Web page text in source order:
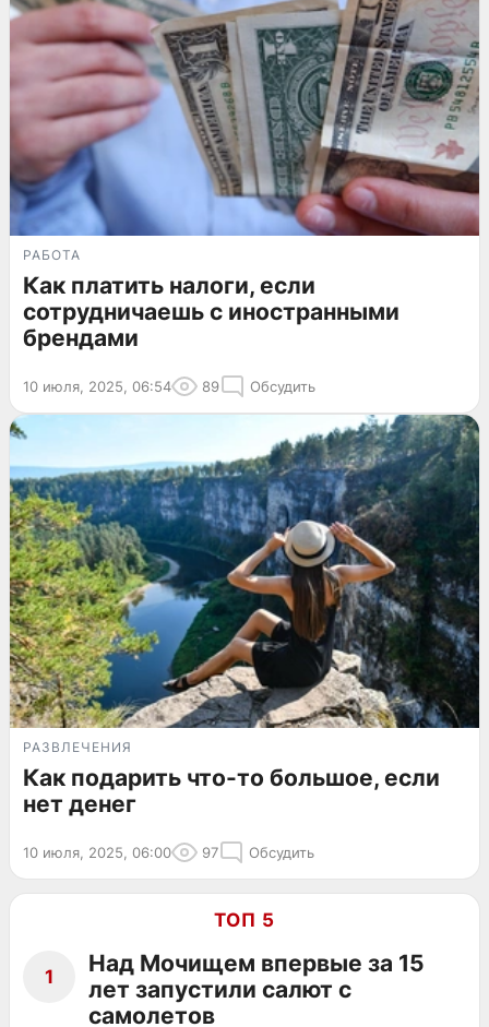
РАБОТА
Как платить налоги, если
сотрудничаешь с иностранными
брендами
10 июля, 2025, 06:54 89 Обсудить
РАЗВЛЕЧЕНИЯ
Как подарить что-то большое, если
нет денег
10 июля, 2025, 06:00 97 Обсудить
ТОП 5
1
Над Мочищем впервые за 15
лет запустили салют с
самолетов